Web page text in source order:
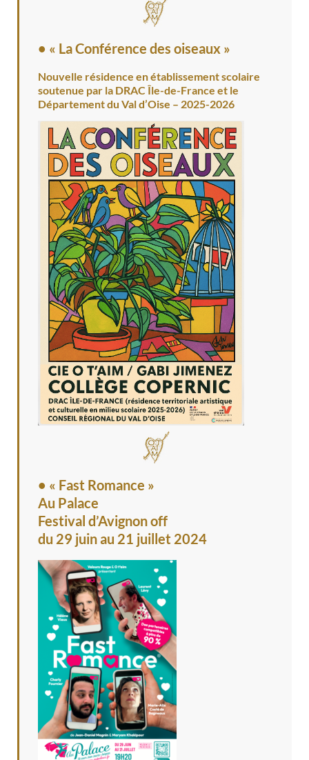
• « La Conférence des oiseaux »
Nouvelle résidence en établissement scolaire
soutenue par la DRAC Île-de-France et le
Département du Val d’Oise – 2025-2026
• « Fast Romance »
Au Palace
Festival d’Avignon off
du 29 juin au 21 juillet 2024